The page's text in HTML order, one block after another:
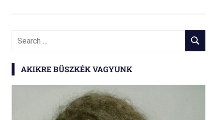
Search
SEARCH
AKIKRE BÜSZKÉK VAGYUNK